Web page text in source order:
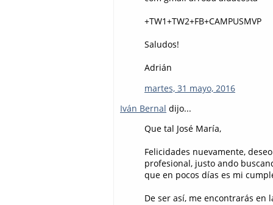
+TW1+TW2+FB+CAMPUSMVP
Saludos!
Adrián
martes, 31 mayo, 2016
Iván Bernal dijo...
Que tal José María,
Felicidades nuevamente,
profesional, justo ando
que en pocos días es mi
De ser así, me encontrarás en